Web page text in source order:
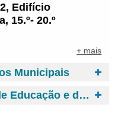
Edifício
15.º- 20.º
+ mais
Municipais
Direcção dos Serviços de Educação e de Desenvolvimento da Juventude